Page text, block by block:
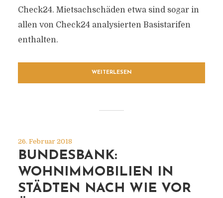
Check24. Mietsachschäden etwa sind sogar in
allen von Check24 analysierten Basistarifen
enthalten.
WEITERLESEN
26. Februar 2018
BUNDESBANK:
WOHNIMMOBILIEN IN
STÄDTEN NACH WIE VOR